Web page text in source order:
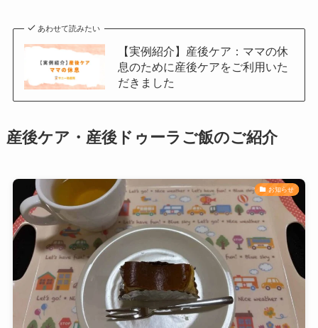
あわせて読みたい
【実例紹介】産後ケア：ママの休
息のために産後ケアをご利用いた
だきました
産後ケア・産後ドゥーラご飯のご紹介
お知らせ